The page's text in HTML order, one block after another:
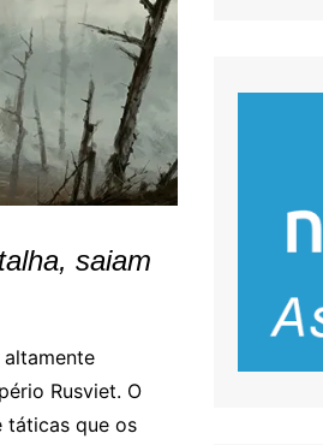
saiam
Rusviet. O
táticas que os